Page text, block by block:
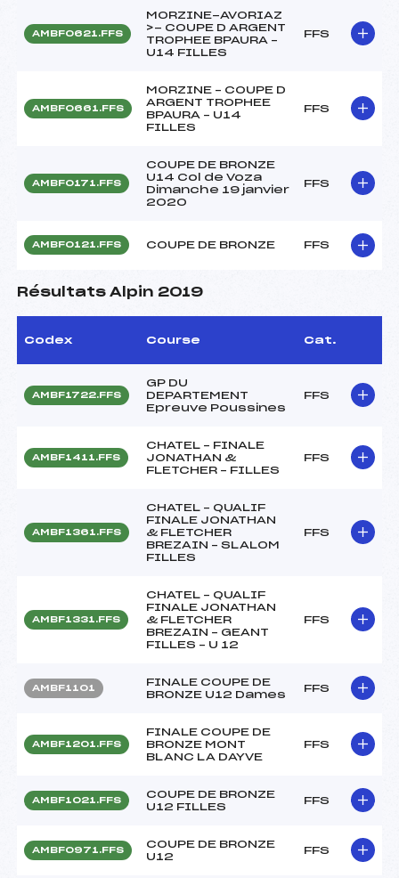
AMBF0621.FFS
MORZINE-AVORIAZ
>- COUPE D ARGENT
TROPHEE BPAURA –
U14 FILLES
FFS
AMBF0661.FFS
MORZINE – COUPE D
ARGENT TROPHEE
BPAURA – U14
FILLES
FFS
AMBF0171.FFS
COUPE DE BRONZE
U14 Col de Voza
Dimanche 19 janvier
2020
FFS
AMBF0121.FFS COUPE DE BRONZE FFS
Résultats Alpin 2019
Codex Course Cat.
AMBF1722.FFS
GP DU
DEPARTEMENT
Epreuve Poussines
FFS
AMBF1411.FFS
CHATEL – FINALE
JONATHAN &
FLETCHER – FILLES
FFS
AMBF1361.FFS
CHATEL – QUALIF
FINALE JONATHAN
& FLETCHER
BREZAIN – SLALOM
FILLES
FFS
AMBF1331.FFS
CHATEL – QUALIF
FINALE JONATHAN
& FLETCHER
BREZAIN – GEANT
FILLES – U 12
FFS
AMBF1101
FINALE COUPE DE
BRONZE U12 Dames
FFS
AMBF1201.FFS
FINALE COUPE DE
BRONZE MONT
BLANC LA DAYVE
FFS
AMBF1021.FFS
COUPE DE BRONZE
U12 FILLES
FFS
AMBF0971.FFS
COUPE DE BRONZE
U12
FFS